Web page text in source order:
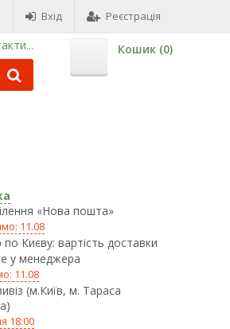
Вхід Реєстрація
Кошик (0)
«Нова пошта»
11.08
по Києву: вартість доставки
у менеджера
11.08
(м.Київ, м. Тараса
18:00